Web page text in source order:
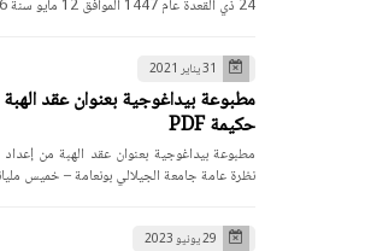
24 ذي القعدة عام 1447 الموافق 12 مايو سنة 2026، يتضمن …
31 يناير 2021
مطبوعة بيداغوجية بعنوان عقد
حكيمة PDF
نظرة عامة جامعة الجيلالي بونعامة – خميس
29 يونيو 2023